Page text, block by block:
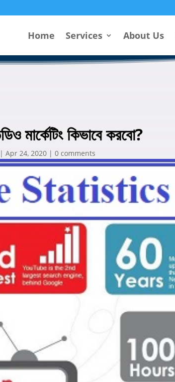
Home Services About Us
মার্কেটিং কিভাবে করবো?
| Apr 24, 2020| 0 comments